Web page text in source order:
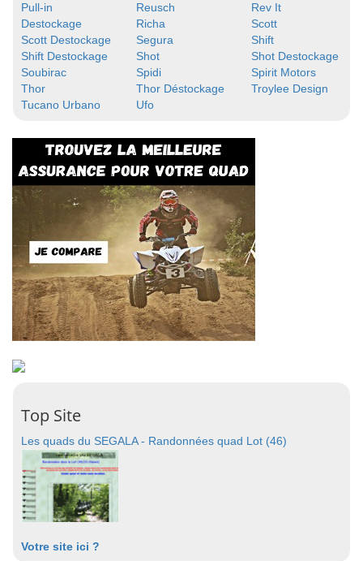
Pull-in
Destockage
Reusch
Rev It
Richa
Scott
Scott Destockage
Segura
Shift
Shift Destockage
Shot
Shot Destockage
Soubirac
Spidi
Spirit Motors
Thor
Thor Déstockage
Troylee Design
Tucano Urbano
Ufo
Top Site
Les quads du SEGALA - Randonnées quad Lot (46)
Votre site ici ?